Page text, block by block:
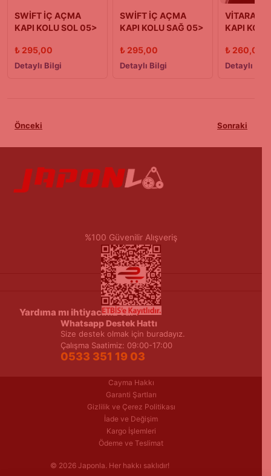
SWİFT İÇ AÇMA
KAPI KOLU SOL 05>
₺ 295,00
Detaylı Bilgi
SWİFT İÇ AÇMA
KAPI KOLU SAĞ 05>
₺ 295,00
Detaylı Bilgi
VİTARA İÇ
KAPI
₺ 260,00
Detaylı
Önceki Sonraki
%100 Güvenilir Alışveriş
Yardıma mı ihtiyacınız var?
Whatsapp Destek Hattı
Size destek olmak için buradayız.
Çalışma Saatimiz: 09:00-17:00
0533 351 19 03
© 2026 Japonla. Her hakkı saklıdır!
Cayma Hakkı
Garanti Şartları
Gizlilik ve Çerez Politikası
İade ve Değişim
Kargo İşlemleri
Ödeme ve Teslimat